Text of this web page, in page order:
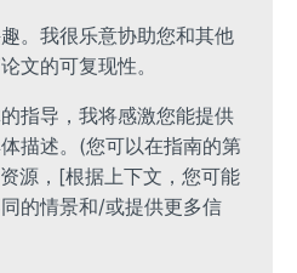
。我很乐意协助您和其他
文的可复现性。
指导，我将感激您能提供
描述。(您可以在指南的第
源，[根据上下文，您可能
的情景和/或提供更多信